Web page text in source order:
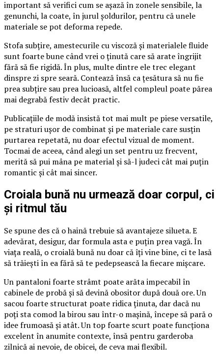
important să verifici cum se așază în zonele sensibile, la
genunchi, la coate, în jurul șoldurilor, pentru că unele
materiale se pot deforma repede.
Stofa subțire, amestecurile cu viscoză și materialele fluide
sunt foarte bune când vrei o ținută care să arate îngrijit
fără să fie rigidă. În plus, multe dintre ele trec elegant
dinspre zi spre seară. Contează însă ca țesătura să nu fie
prea subțire sau prea lucioasă, altfel compleul poate părea
mai degrabă festiv decât practic.
Publicațiile de modă insistă tot mai mult pe piese versatile,
pe straturi ușor de combinat și pe materiale care susțin
purtarea repetată, nu doar efectul vizual de moment.
Tocmai de aceea, când alegi un set pentru uz frecvent,
merită să pui mâna pe material și să-l judeci cât mai puțin
romantic și cât mai sincer.
Croiala bună nu urmează doar corpul, ci
și ritmul tău
Se spune des că o haină trebuie să avantajeze silueta. E
adevărat, desigur, dar formula asta e puțin prea vagă. În
viața reală, o croială bună nu doar că îți vine bine, ci te lasă
să trăiești în ea fără să te pedepsească la fiecare mișcare.
Un pantaloni foarte strâmt poate arăta impecabil în
cabinele de probă și să devină obositor după două ore. Un
sacou foarte structurat poate ridica ținuta, dar dacă nu
poți sta comod la birou sau într-o mașină, începe să pară o
idee frumoasă și atât. Un top foarte scurt poate funcționa
excelent în anumite contexte, însă pentru garderoba
zilnică ai nevoie, de obicei, de ceva mai flexibil.